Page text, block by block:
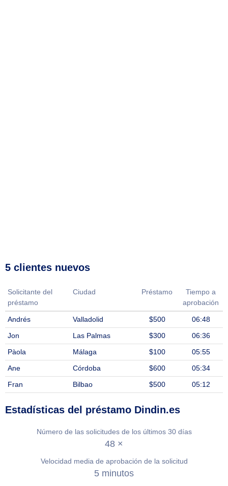
5 clientes nuevos
Solicitante del
préstamo
Ciudad Préstamo
Tiempo a
aprobación
Andrés Valladolid $500
06:48
Jon
Las Palmas $300
06:36
Pàola
Málaga $100
05:55
Ane
Córdoba $600
05:34
Fran
Bilbao $500 05:12
Estadísticas del préstamo Dindin.es
Número de las solicitudes de los últimos 30 días
48 ×
Velocidad media de aprobación de la solicitud
5 minutos